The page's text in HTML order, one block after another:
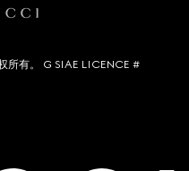
有。 G SIAE LICENCE #